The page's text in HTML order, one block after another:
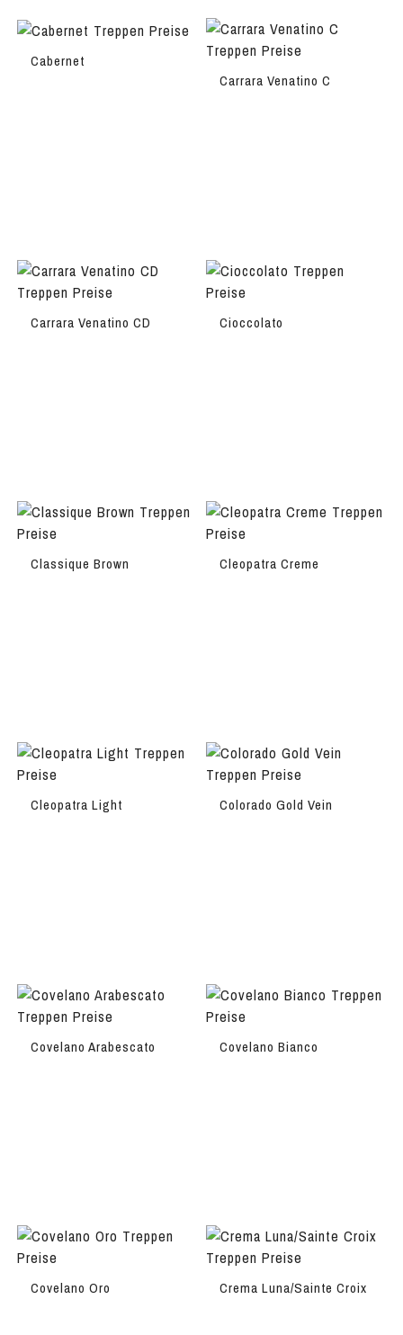
Cabernet
Carrara Venatino C
Carrara Venatino CD Cioccolato
Classique Brown Cleopatra Creme
Cleopatra Light Colorado Gold Vein
Covelano Arabescato Covelano Bianco
Covelano Oro Crema Luna/Sainte Croix